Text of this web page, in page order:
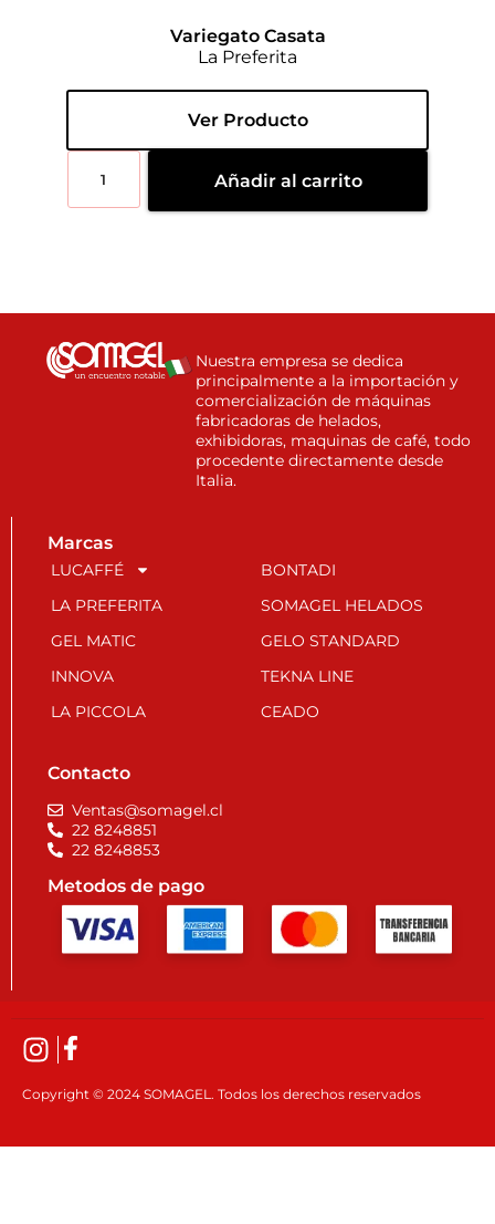
Variegato Casata
La Preferita
Ver Producto
Añadir al carrito
Nuestra empresa se dedica
principalmente a la importación y
comercialización de máquinas
fabricadoras de helados,
exhibidoras, maquinas de café, todo
procedente directamente desde
Italia.
Marcas
LUCAFFÉ
BONTADI
LA PREFERITA
SOMAGEL HELADOS
GEL MATIC
GELO STANDARD
INNOVA
TEKNA LINE
LA PICCOLA
CEADO
Contacto
Ventas@somagel.cl
22 8248851
22 8248853
Metodos de pago
Copyright © 2024 SOMAGEL. Todos los derechos reservados